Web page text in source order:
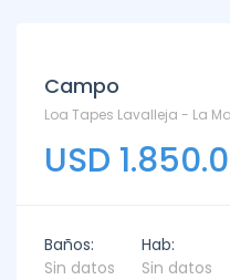
Campo
Loa Tapes Lavalleja - La
USD
Baños:
Sin datos
Hab:
Sin datos